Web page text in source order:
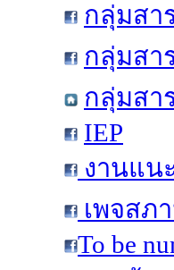
กลุ่มสา
กลุ่มสา
กลุ่มสา
IEP
งานแน
เพจสภ
To be